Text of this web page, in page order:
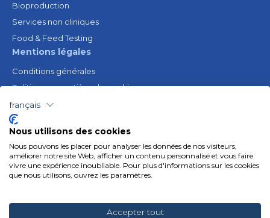
Bioproduction
Services non cliniques
Food & Feed Testing
Mentions légales
Conditions générales
Politique en matière de cookies
Avis juridique
Politique de confidentialité
Ressources
Gender Equality Plan
Suivez-nous
français
Nous utilisons des cookies
Nous pouvons les placer pour analyser les données de nos visiteurs,
améliorer notre site Web, afficher un contenu personnalisé et vous faire
vivre une expérience inoubliable. Pour plus d'informations sur les cookies
que nous utilisons, ouvrez les paramètres.
Accepter tout